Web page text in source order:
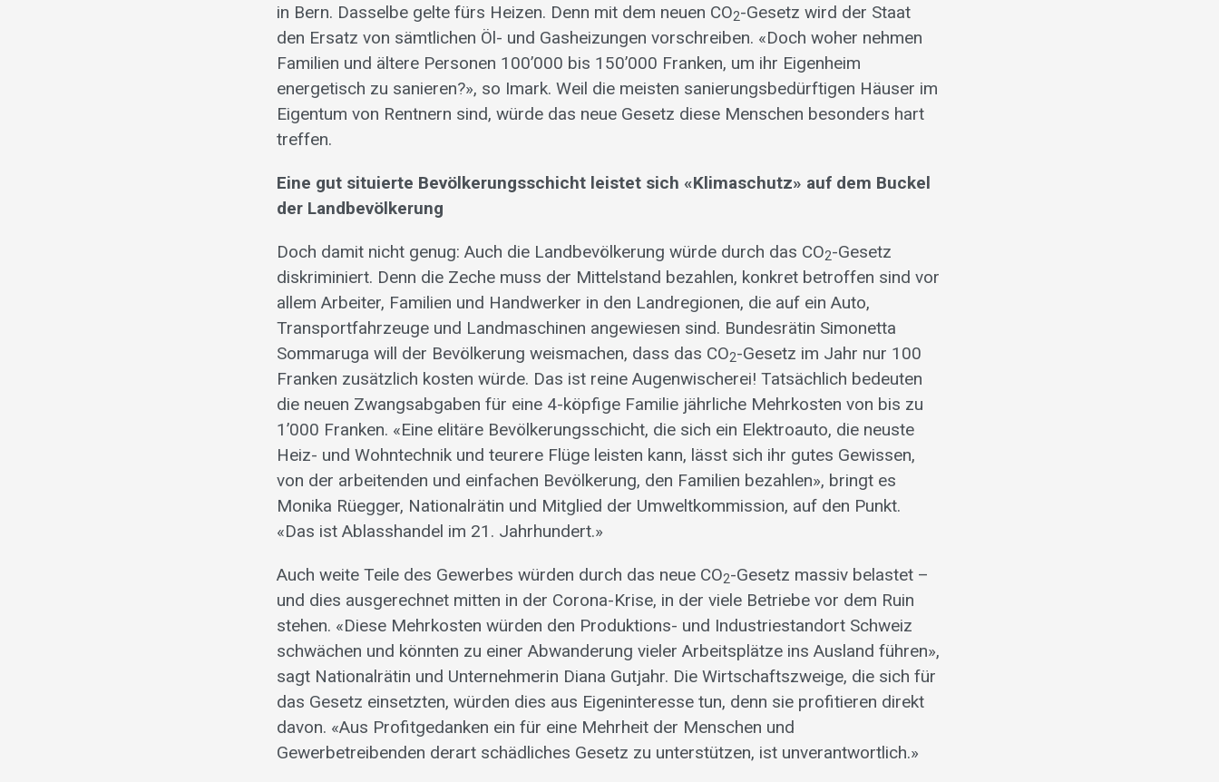
in Bern. Dasselbe gelte fürs Heizen. Denn mit dem neuen CO2-Gesetz wird der Staat
den Ersatz von sämtlichen Öl- und Gasheizungen vorschreiben. «Doch woher nehmen
Familien und ältere Personen 100’000 bis 150’000 Franken, um ihr Eigenheim
energetisch zu sanieren?», so Imark. Weil die meisten sanierungsbedürftigen Häuser im
Eigentum von Rentnern sind, würde das neue Gesetz diese Menschen besonders hart
treffen.
Eine gut situierte Bevölkerungsschicht leistet sich «Klimaschutz» auf dem Buckel
der Landbevölkerung
Doch damit nicht genug: Auch die Landbevölkerung würde durch das CO2-Gesetz
diskriminiert. Denn die Zeche muss der Mittelstand bezahlen, konkret betroffen sind vor
allem Arbeiter, Familien und Handwerker in den Landregionen, die auf ein Auto,
Transportfahrzeuge und Landmaschinen angewiesen sind. Bundesrätin Simonetta
Sommaruga will der Bevölkerung weismachen, dass das CO2-Gesetz im Jahr nur 100
Franken zusätzlich kosten würde. Das ist reine Augenwischerei! Tatsächlich bedeuten
die neuen Zwangsabgaben für eine 4-köpfige Familie jährliche Mehrkosten von bis zu
1’000 Franken. «Eine elitäre Bevölkerungsschicht, die sich ein Elektroauto, die neuste
Heiz- und Wohntechnik und teurere Flüge leisten kann, lässt sich ihr gutes Gewissen,
von der arbeitenden und einfachen Bevölkerung, den Familien bezahlen», bringt es
Monika Rüegger, Nationalrätin und Mitglied der Umweltkommission, auf den Punkt.
«Das ist Ablasshandel im 21. Jahrhundert.»
Auch weite Teile des Gewerbes würden durch das neue CO2-Gesetz massiv belastet –
und dies ausgerechnet mitten in der Corona-Krise, in der viele Betriebe vor dem Ruin
stehen. «Diese Mehrkosten würden den Produktions- und Industriestandort Schweiz
schwächen und könnten zu einer Abwanderung vieler Arbeitsplätze ins Ausland führen»,
sagt Nationalrätin und Unternehmerin Diana Gutjahr. Die Wirtschaftszweige, die sich für
das Gesetz einsetzten, würden dies aus Eigeninteresse tun, denn sie profitieren direkt
davon. «Aus Profitgedanken ein für eine Mehrheit der Menschen und
Gewerbetreibenden derart schädliches Gesetz zu unterstützen, ist unverantwortlich.»